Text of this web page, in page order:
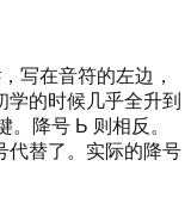
写在音符的左边，
的时候几乎全升到
。降号 Ь 则相反。
代替了。实际的降号